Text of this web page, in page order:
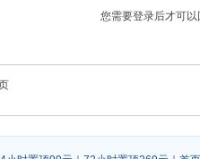
您需要登录后才可以